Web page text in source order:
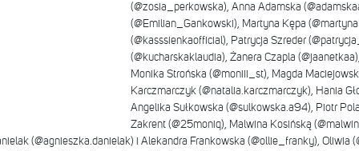
(@zosia_perkowska), Anna Adamska
(@Emilian_Gankowski), Martyna Kępa
(@kasssienkaofficial), Patrycja Szreder
(@kucharskaklaudia), Żanera Czapla
Monika Strońska (@moniii_st), Magda
Karczmarczyk (@natalia.karczmarczyk), Hania
Angelika Sułkowska (@sulkowska.a94), Piotr
Zakrent (@25moniq), Malwina Kosińską
(@agnieszka.danielak) i Alekandra Frankowska (@ollie_franky), Oliwia